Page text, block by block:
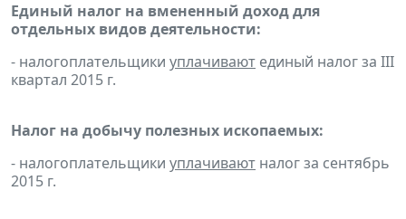
Единый налог на вмененный доход для
отдельных видов деятельности:
- налогоплательщики уплачивают единый налог за III
квартал 2015 г.
Налог на добычу полезных ископаемых:
- налогоплательщики уплачивают налог за сентябрь
2015 г.